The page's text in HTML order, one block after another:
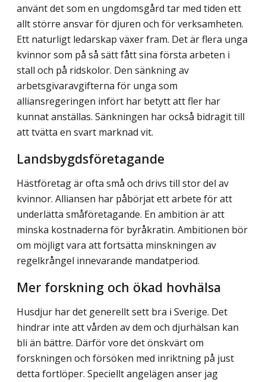
använt det som en ungdomsgård tar med tiden ett
allt större ansvar för djuren och för verksamheten.
Ett naturligt ledarskap växer fram. Det är flera unga
kvinnor som på så sätt fått sina första arbeten i
stall och på ridskolor. Den sänkning av
arbetsgivaravgifterna för unga som
alliansregeringen infört har betytt att fler har
kunnat anställas. Sänkningen har också bidragit till
att tvätta en svart marknad vit.
Landsbygdsföretagande
Hästföretag är ofta små och drivs till stor del av
kvinnor. Alliansen har påbörjat ett arbete för att
underlätta småföretagande. En ambition är att
minska kostnaderna för byråkratin. Ambitionen bör
om möjligt vara att fortsätta minskningen av
regelkrångel innevarande mandatperiod.
Mer forskning och ökad hovhälsa
Husdjur har det generellt sett bra i Sverige. Det
hindrar inte att vården av dem och djurhälsan kan
bli än bättre. Därför vore det önskvärt om
forskningen och försöken med inriktning på just
detta fortlöper. Speciellt angelägen anser jag